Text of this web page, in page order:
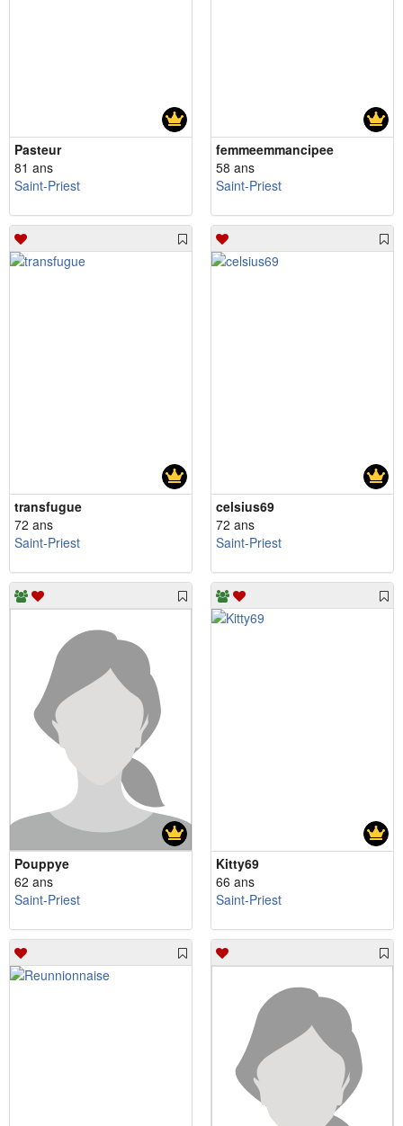
Pasteur
81 ans
Saint-Priest
femmeemmancipee
58 ans
Saint-Priest
transfugue
72 ans
Saint-Priest
celsius69
72 ans
Saint-Priest
Pouppye
62 ans
Saint-Priest
Kitty69
66 ans
Saint-Priest